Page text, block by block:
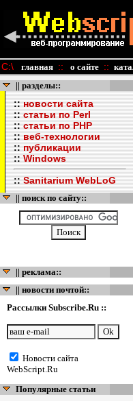
C:\ главная :: о сайте ::
|| разделы::
::новости сайта
::статьи по Perl
::статьи по PHP
::веб-технологии
::публикации
::Windows
::Sanitarium WebLoG
|| поиск по сайту::
|| реклама::
|| новости почтой::
Рассылки Subscribe.Ru ::
Новости сайта
WebScript.Ru
Популярные статьи